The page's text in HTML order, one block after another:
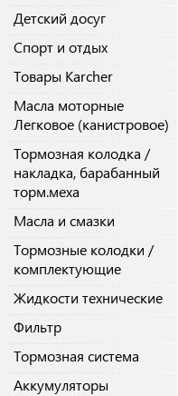
Детский досуг
Спорт и отдых
Товары Karcher
Масла моторные
Легковое (канистровое)
Тормозная колодка /
накладка, барабанный
торм.меха
Масла и смазки
Тормозные колодки /
комплектующие
Жидкости технические
Фильтр
Тормозная система
Аккумуляторы